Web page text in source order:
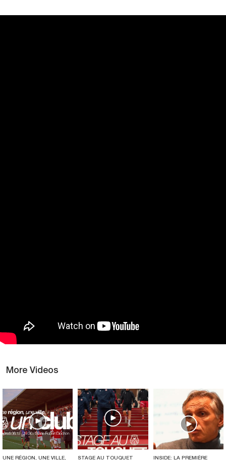
More Videos
UNE RÉGION, UNE VILLE,
STAGE AU TOUQUET
INSIDE: LA PREMIÈRE